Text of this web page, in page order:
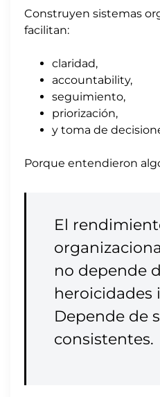
Construyen sistemas
facilitan:
claridad,
accountability,
seguimiento,
priorización,
y toma de
Porque entendieron
El
no depende
heroicidades
Depende de
consistentes.